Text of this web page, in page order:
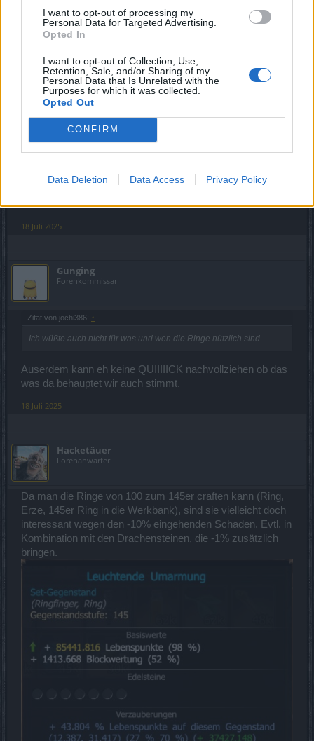
I want to opt-out of processing my
Personal Data for Targeted Advertising.
Opted In
I want to opt-out of Collection, Use,
Retention, Sale, and/or Sharing of my
Personal Data that Is Unrelated with the
Purposes for which it was collected.
Opted Out
CONFIRM
Data Deletion Data Access Privacy Policy
Zitat von Hacketäuer:↑
Braucht man die Ringe "unbedingt"? Oder sind die eher was für
Mir scheint dass die Ringe vollkommen nutzlos sind.
18 Juli 2025
jochi386
Freiherr des Forums
sind.
18 Juli 2025
Gunging
Forenkommissar
Zitat von jochi386: ↑
Ich wüßte auch nicht für was und wen die Ringe nützlich sind.
Auserdem kann eh keine QUIIIIICK nachvollziehen ob das
was da behauptet wir auch stimmt.
18 Juli 2025
Hacketäuer
Forenanwärter
Da man die Ringe von 100 zum 145er craften kann (Ring,
Erze, 145er Ring in die Werkbank), sind sie vielleicht doch
interessant wegen den -10% eingehenden Schaden. Evtl. in
Kombination mit den Drachensteinen, die -1% zusätzlich
bringen.